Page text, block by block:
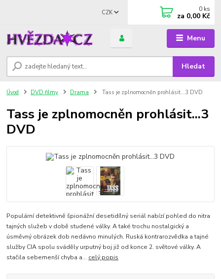
Menu
CZK
Hledat
0 ks
za 0,00 Kč
Úvod DVD filmy Drama Tass je zplnomocněn prohlásit...3 DVD
Tass je zplnomocněn prohlásit...3
DVD
Populární detektivně špionážní desetidílný seriál nabízí pohled do nitra
tajných služeb v době studené války. A také trochu nostalgický a
úsměvný obrázek dob nedávno minulých. Ruská kontrarozvědka a tajné
služby CIA spolu sváděly urputný boj již od konce 2. světové války. A
stačila sebemenší chyba a... celý popis